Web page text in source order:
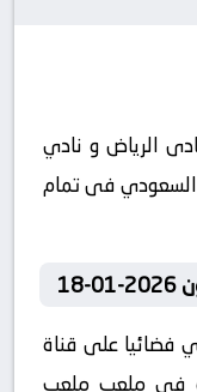
18 كلا من نادى الرياض و نادي
السعودي فى تمام
فضائيا على قناة
في ملعب ملعب